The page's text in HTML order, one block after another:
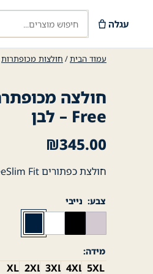
חיפוש מוצרים... עגלה
עמוד הבית/ חולצות מכופתרות
Free – לבן
₪345.00
חולצת כפתורים Iron FreeSlim Fit ג׳ון פיטר לונדוןJohn Peter London
צבע נייבי
מידה
XL 2XL 3XL 4XL 5XL